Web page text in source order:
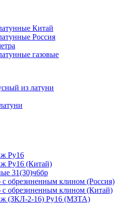
Китай
Россия
газовые
из латуни
Ру16
Ру16 (Китай)
31(30)ч6бр
обрезиненным клином (Россия)
с обрезиненным клином (Китай)
(ЗКЛ-2-16) Ру16 (МЗТА)